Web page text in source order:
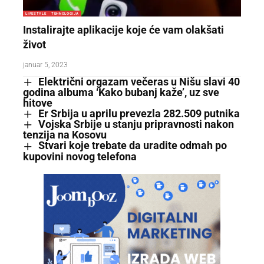
LIFESTYLE TEHNOLOGIJA
Instalirajte aplikacije koje će vam olakšati
život
januar 5, 2023
Električni orgazam večeras u Nišu slavi 40
godina albuma ‘Kako bubanj kaže’, uz sve
hitove
Er Srbija u aprilu prevezla 282.509 putnika
Vojska Srbije u stanju pripravnosti nakon
tenzija na Kosovu
Stvari koje trebate da uradite odmah po
kupovini novog telefona